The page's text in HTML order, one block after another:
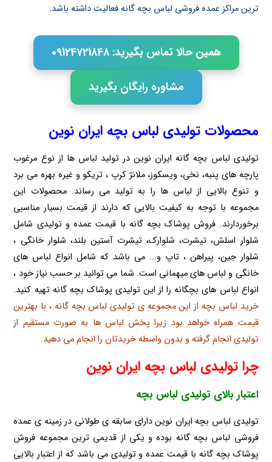
ترین مراکز عمده فروشی لباس بچه گانه فعالیت داشته باشد.
همین حالا تماس بگیرید: 09124721848
مشاوره رایگان بگیرید
محصولات تولیدی لباس بچه ایران نوین
تولیدی لباس بچه گانه ایران نوین در تولید لباس ها از نوع مرغوب
پارچه های پنبه، نخی، ویسکوز، ملانژ کرپ ، تریکو و غیره بهره می برد
و تنوع بالایی از لباس ها را به تولید می رساند. محصولات این
مجموعه با توجه به کیفیت بالایی که دارند از قیمت بسیار مناسبی
برخوردارند. فروش پوشاک بچه گانه با قیمت عمده و تولیدی شامل
شلوار اسلش، تیشرت، شلوارک، تیشرت آستین بلند، شلوار خانگی ،
شلوار جین، پیراهن ، تاپ و... می باشد که شامل انواع لباس های
خانگی و لباس های میهمانی است. شما می توانید بر حسب نیاز خود ،
انواع لباس های بچگانه را از این تولیدی پوشاک بچه گانه تهیه کنید.
خرید لباس بچه از این مجموعه ی تولیدی لباس بچه گانه ، با بهترین
قیمت همراه خواهد بود زیرا پخش لباس ها به صورت مستقیم از
تولیدی انجام گرفته و بدون واسطه خریدتان را انجام می دهید.
چرا تولیدی لباس بچه ایران نوین
اعتبار بالای تولیدی لباس بچه
تولیدی لباس بچه ایران نوین دارای سابقه ی طولانی در زمینه ی عمده
فروشی لباس بچه گانه بوده و یکی از قدیمی ترین مجموعه فروش
پوشاک بچه گانه با قیمت عمده و تولیدی می باشد که از اعتبار بالایی